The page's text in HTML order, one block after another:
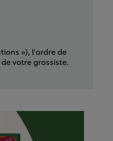
»), l’ordre de
votre grossiste.